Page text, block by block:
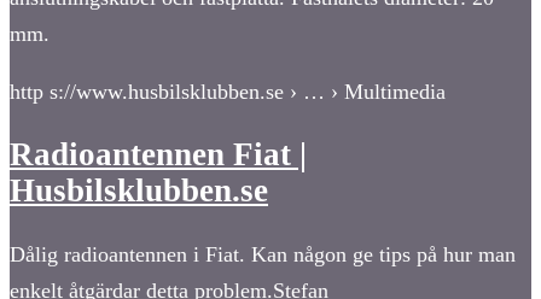
mm.
http s://www.husbilsklubben.se › … › Multimedia
Radioantennen Fiat |
Husbilsklubben.se
Dålig radioantennen i Fiat. Kan någon ge tips på hur man
enkelt åtgärdar detta problem.Stefan